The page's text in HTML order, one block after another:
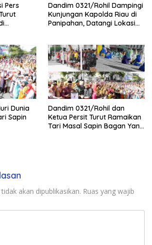
Pers
Dandim 0321/Rohil Dampingi
Kunjungan Kapolda Riau di
Panipahan, Datangi Lokasi
Dunia
Sapin
Dandim 0321/Rohil dan
Ketua Persit Turut Ramaikan
Tari Masal Sapin Bagan Yang
akan dipublikasikan. Ruas yang wajib